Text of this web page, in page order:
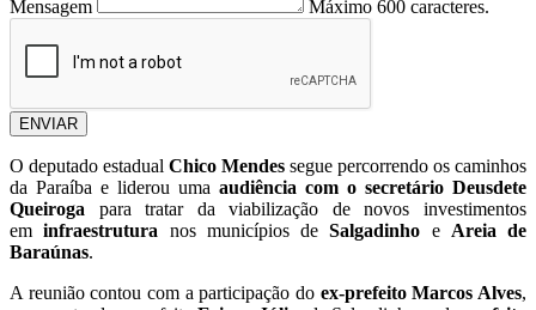
Mensagem Máximo 600 caracteres.
ENVIAR
O deputado estadual Chico Mendes segue percorrendo os caminhos
da Paraíba e liderou uma audiência com o secretário Deusdete
Queiroga
para tratar da viabilização de novos investimentos
em infraestrutura nos municípios de Salgadinho e
Areia de
Baraúnas.
A reunião contou com a participação do ex-prefeito Marcos Alves,